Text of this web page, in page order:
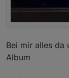
Bei mir alles da
Album